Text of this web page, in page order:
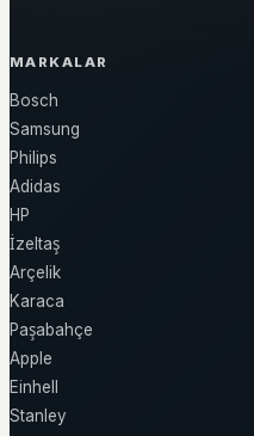
MARKALAR
Bosch
Samsung
Philips
Adidas
HP
İzeltaş
Arçelik
Karaca
Paşabahçe
Apple
Einhell
Stanley